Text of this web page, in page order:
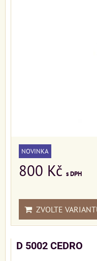
NOVINKA
800 Kč s DPH
ZVOLTE
D 5002 CEDRO